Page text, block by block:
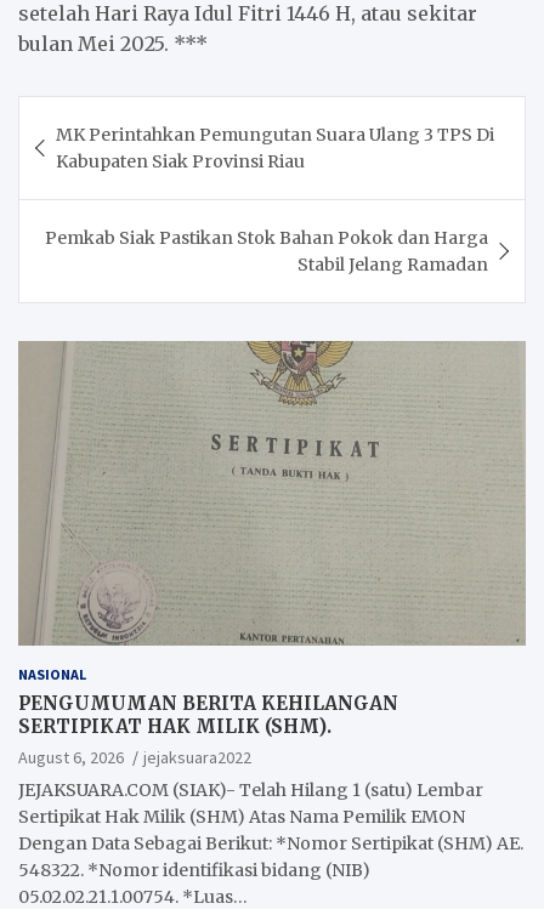
setelah Hari Raya Idul Fitri 1446 H, atau sekitar
bulan Mei 2025. ***
navigation
MK Perintahkan Pemungutan Suara Ulang 3 TPS Di
Kabupaten Siak Provinsi Riau
Pemkab Siak Pastikan Stok Bahan Pokok dan Harga
Stabil Jelang Ramadan
NASIONAL
PENGUMUMAN BERITA KEHILANGAN
SERTIPIKAT HAK MILIK (SHM).
August 6, 2026
jejaksuara2022
JEJAKSUARA.COM (SIAK)- Telah Hilang 1 (satu) Lembar
Sertipikat Hak Milik (SHM) Atas Nama Pemilik EMON
Dengan Data Sebagai Berikut: *Nomor Sertipikat (SHM) AE.
548322. *Nomor identifikasi bidang (NIB)
05.02.02.21.1.00754. *Luas…